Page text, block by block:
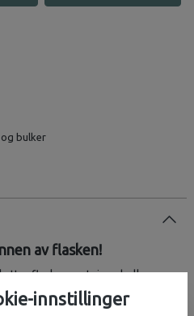
bulker
av flasken!
flasken mot riper, bulker og
Mouth-flasker i størrelsene 32
å ta av og på, og tåler
innstillinger